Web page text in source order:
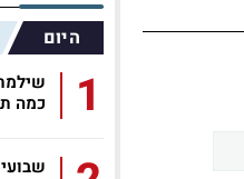
היום
1
כמה